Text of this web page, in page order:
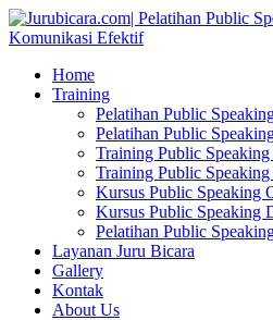
Home
Training
Pelatihan Public
Pelatihan Public
Training Public
Training Public
Kursus Public Speaking
Kursus Public Speaking
Pelatihan Public
Layanan Juru Bicara
Gallery
Kontak
About Us